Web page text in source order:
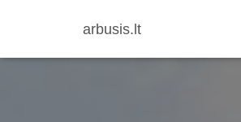
arbusis.lt